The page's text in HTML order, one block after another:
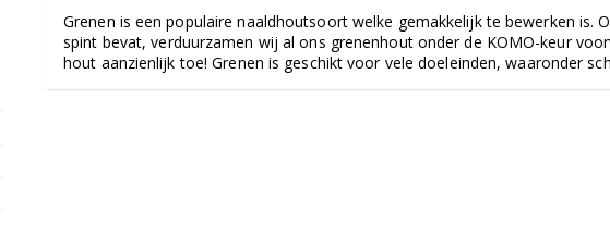
Grenen is een populaire naaldhoutsoort welke gemakkelijk te bewerken is.
spint bevat, verduurzamen wij al ons grenenhout onder de KOMO-keur
hout aanzienlijk toe! Grenen is geschikt voor vele doeleinden, waaronder